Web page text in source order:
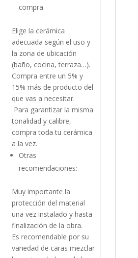
compra
Elige la cerámica
adecuada según el uso y
la zona de ubicación
(baño, cocina, terraza…).
Compra entre un 5% y
15% más de producto del
que vas a necesitar.
Para garantizar la misma
tonalidad y calibre,
compra toda tu cerámica
a la vez.
Otras
recomendaciones:
Muy importante la
protección del material
una vez instalado y hasta
finalización de la obra.
Es recomendable por su
variedad de caras mezclar